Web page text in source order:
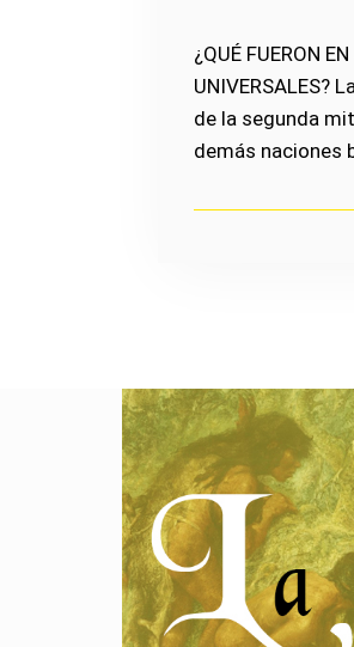
¿QUÉ FUERON
UNIVERSALES?
de la segunda
demás naciones